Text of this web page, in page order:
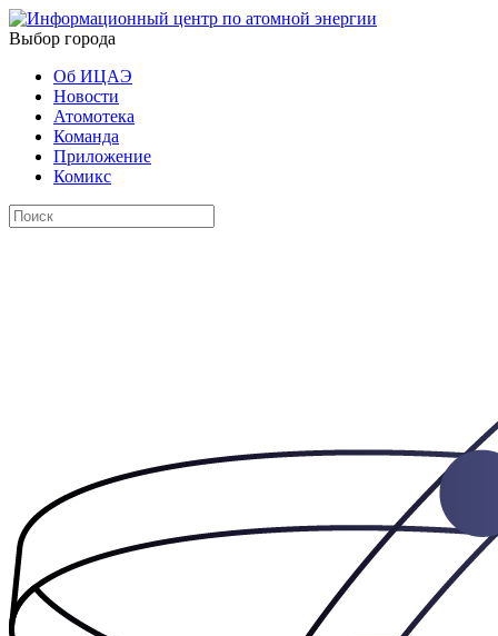
Выбор города
Об ИЦАЭ
Новости
Атомотека
Команда
Приложение
Комикс